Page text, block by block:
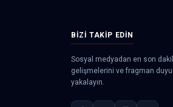
BIZI TAKIP EDIN
Sosyal medyadan en son
gelişmelerini ve fragman
yakalayın.